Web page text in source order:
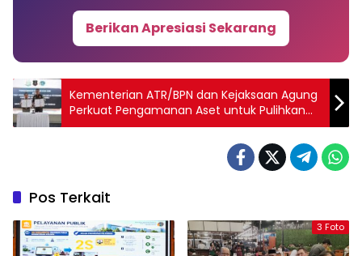
Berikan Apresiasi Sekarang
Kementerian ATR/BPN dan Kejaksaan Agung
Perkuat Pengamanan Aset untuk Pulihkan
Hak Korban dan Kerugian Negara
Pos Terkait
3 Foto